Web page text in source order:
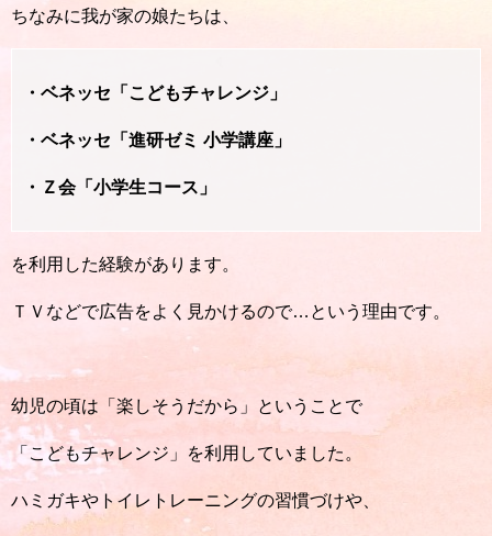
ちなみに我が家の娘たちは、
・ベネッセ「こどもチャレンジ」
・ベネッセ「進研ゼミ 小学講座」
・Ｚ会「小学生コース」
を利用した経験があります。
ＴＶなどで広告をよく見かけるので…という理由です。
幼児の頃は「楽しそうだから」ということで
「こどもチャレンジ」を利用していました。
ハミガキやトイレトレーニングの習慣づけや、